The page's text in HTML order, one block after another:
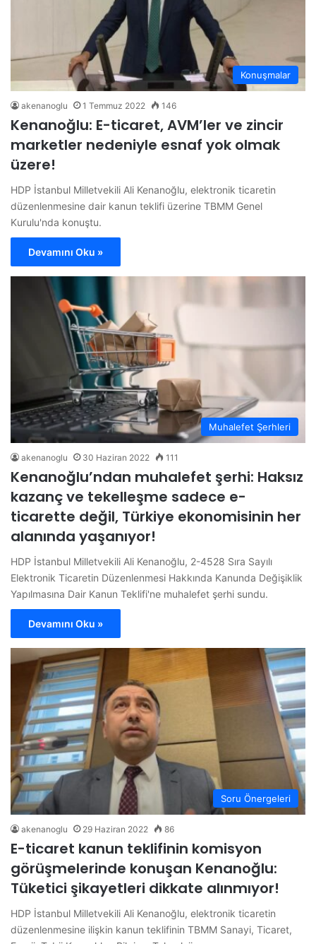
Konuşmalar
akenanoglu 1 Temmuz 2022 146
Kenanoğlu: E-ticaret, AVM’ler ve zincir
marketler nedeniyle esnaf yok olmak
üzere!
HDP İstanbul Milletvekili Ali Kenanoğlu, elektronik ticaretin
düzenlenmesine dair kanun teklifi üzerine TBMM Genel
Kurulu'nda konuştu.
Devamını Oku »
Muhalefet Şerhleri
akenanoglu 30 Haziran 2022 111
Kenanoğlu’ndan muhalefet şerhi: Haksız
kazanç ve tekelleşme sadece e-
ticarette değil, Türkiye ekonomisinin her
alanında yaşanıyor!
HDP İstanbul Milletvekili Ali Kenanoğlu, 2-4528 Sıra Sayılı
Elektronik Ticaretin Düzenlenmesi Hakkında Kanunda Değişiklik
Yapılmasına Dair Kanun Teklifi'ne muhalefet şerhi sundu.
Devamını Oku »
Soru Önergeleri
akenanoglu 29 Haziran 2022 86
E-ticaret kanun teklifinin komisyon
görüşmelerinde konuşan Kenanoğlu:
Tüketici şikayetleri dikkate alınmıyor!
HDP İstanbul Milletvekili Ali Kenanoğlu, elektronik ticaretin
düzenlenmesine ilişkin kanun teklifinin TBMM Sanayi, Ticaret,